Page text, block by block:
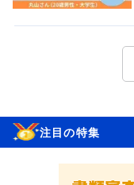
注目の特集